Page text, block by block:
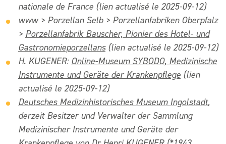
nationale de France (lien actualisé le 2025-09-12)
www > Porzellan Selb > Porzellanfabriken Oberpfalz
> Porzellanfabrik Bauscher, Pionier des Hotel- und
Gastronomieporzellans(lien actualisé le 2025-09-12)
H. KUGENER: Online-Museum SYBODO, Medizinische
Instrumente und Geräte der Krankenpflege (lien
actualisé le 2025-09-12)
Deutsches Medizinhistorisches Museum Ingolstadt,
derzeit Besitzer und Verwalter der Sammlung
Medizinischer Instrumente und Geräte der